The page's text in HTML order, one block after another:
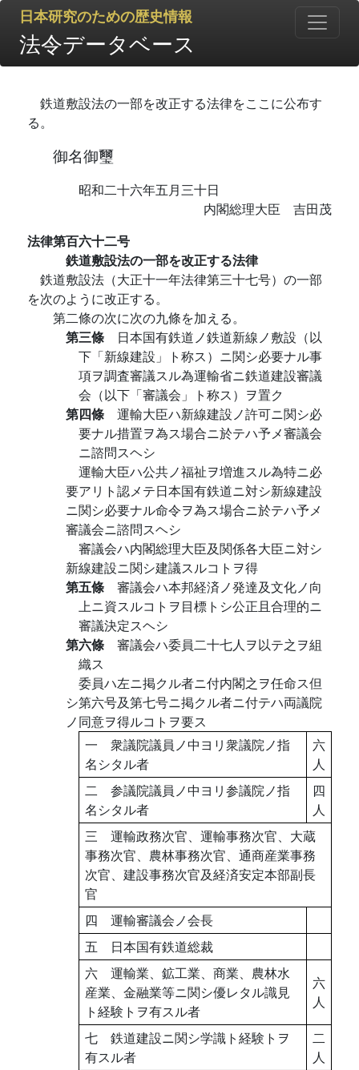
日本研究のための歴史情報
法令データベース
鉄道敷設法の一部を改正する法律をここに公布す
る。
御名御璽
昭和二十六年五月三十日
内閣総理大臣 吉田茂
法律第百六十二号
鉄道敷設法の一部を改正する法律
鉄道敷設法（大正十一年法律第三十七号）の一部
を次のように改正する。
第二條の次に次の九條を加える。
第三條 日本国有鉄道ノ鉄道新線ノ敷設（以
下「新線建設」ト称ス）ニ関シ必要ナル事
項ヲ調査審議スル為運輸省ニ鉄道建設審議
会（以下「審議会」ト称ス）ヲ置ク
第四條 運輸大臣ハ新線建設ノ許可ニ関シ必
要ナル措置ヲ為ス場合ニ於テハ予メ審議会
ニ諮問スヘシ
運輸大臣ハ公共ノ福祉ヲ増進スル為特ニ必
要アリト認メテ日本国有鉄道ニ対シ新線建設
ニ関シ必要ナル命令ヲ為ス場合ニ於テハ予メ
審議会ニ諮問スヘシ
審議会ハ内閣総理大臣及関係各大臣ニ対シ
新線建設ニ関シ建議スルコトヲ得
第五條 審議会ハ本邦経済ノ発達及文化ノ向
上ニ資スルコトヲ目標トシ公正且合理的ニ
審議決定スヘシ
第六條 審議会ハ委員二十七人ヲ以テ之ヲ組
織ス
委員ハ左ニ掲クル者ニ付内閣之ヲ任命ス但
シ第六号及第七号ニ掲クル者ニ付テハ両議院
ノ同意ヲ得ルコトヲ要ス
一 衆議院議員ノ中ヨリ衆議院ノ指
名シタル者
六
人
二 参議院議員ノ中ヨリ参議院ノ指
名シタル者
四
人
三 運輸政務次官、運輸事務次官、大蔵
事務次官、農林事務次官、通商産業事務
次官、建設事務次官及経済安定本部副長
官
四 運輸審議会ノ会長
五 日本国有鉄道総裁
六 運輸業、鉱工業、商業、農林水
産業、金融業等ニ関シ優レタル識見
ト経験トヲ有スル者
六
人
七 鉄道建設ニ関シ学識ト経験トヲ
有スル者
二
人